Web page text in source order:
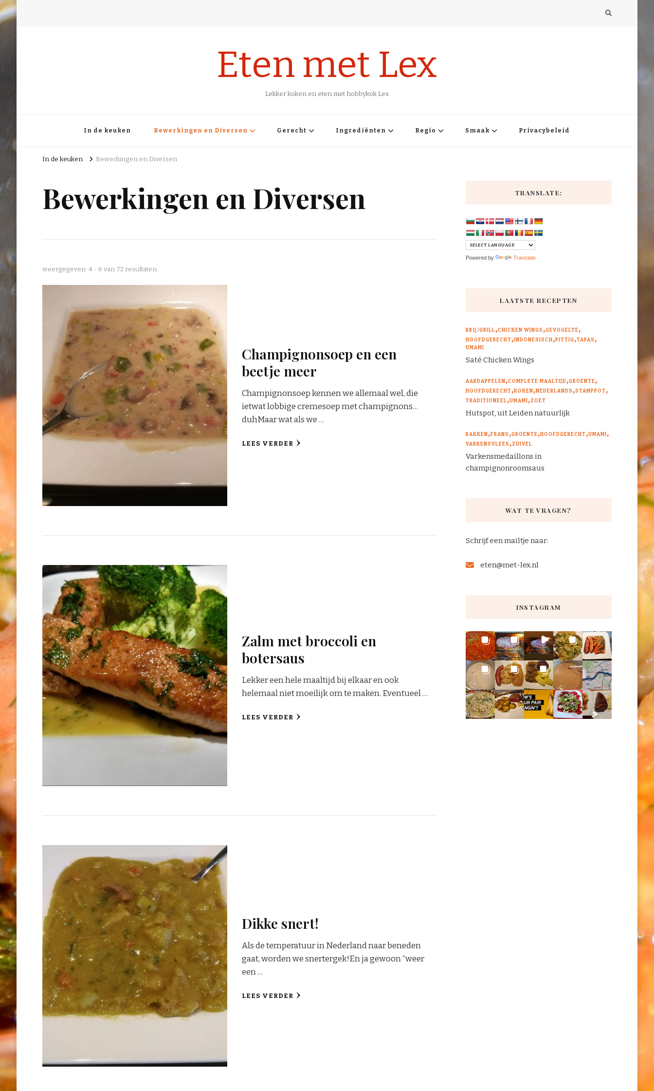
Eten met Lex
Lekker koken en eten met hobbykok Lex
In de keuken Bewerkingen en Diversen Gerecht Ingrediënten Regio Smaak Privacybeleid
In de keuken Bewerkingen en Diversen
Bewerkingen en Diversen
weergegeven: 4 - 6 van 72 resultaten
Champignonsoep en een
beetje meer
Champignonsoep kennen we allemaal wel, die
ietwat lobbige cremesoep met champignons…
duhMaar wat als we …
LEES VERDER
Zalm met broccoli en
botersaus
Lekker een hele maaltijd bij elkaar en ook
helemaal niet moeilijk om te maken. Eventueel …
LEES VERDER
Dikke snert!
Als de temperatuur in Nederland naar beneden
gaat, worden we snertergek!En ja gewoon “weer
een …
LEES VERDER
TRANSLATE:
Powered by Translate
LAATSTE RECEPTEN
BBQ/GRILL CHICKEN WINGS GEVOGELTE
HOOFDGERECHT INDONESISCH PITTIG TAPAS
UMAMI
Saté Chicken Wings
AARDAPPELEN COMPLETE MAALTIJD GROENTE
HOOFDGERECHT KOKEN NEDERLANDS STAMPPOT
TRADITIONEEL UMAMI ZOET
Hutspot, uit Leiden natuurlijk
BAKKEN FRANS GROENTE HOOFDGERECHT UMAMI
VARKENSVLEES
ZUIVEL
Varkensmedaillons in
champignonroomsaus
WAT TE VRAGEN?
Schrijf een mailtje naar:
eten@met-lex.nl
INSTAGRAM